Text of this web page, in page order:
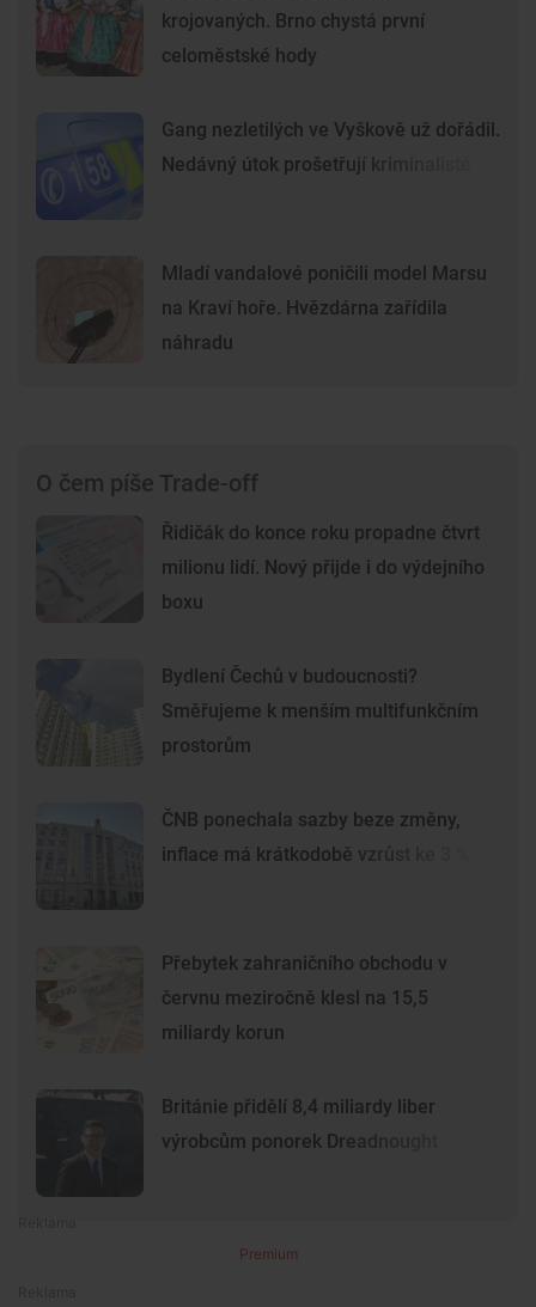
krojovaných. Brno chystá první
celoměstské hody
Gang nezletilých ve Vyškově už dořádil.
Nedávný útok prošetřují kriminalisté
Mladí vandalové poničili model Marsu
na Kraví hoře. Hvězdárna zařídila
náhradu
O čem píše Trade-off
Řidičák do konce roku propadne čtvrt
milionu lidí. Nový přijde i do výdejního
boxu
Bydlení Čechů v budoucnosti?
Směřujeme k menším multifunkčním
prostorům
ČNB ponechala sazby beze změny,
inflace má krátkodobě vzrůst ke 3 %
Přebytek zahraničního obchodu v
červnu meziročně klesl na 15,5
miliardy korun
Británie přidělí 8,4 miliardy liber
výrobcům ponorek Dreadnought
Premium